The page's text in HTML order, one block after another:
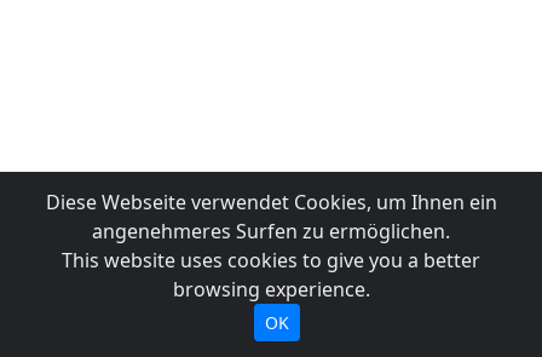
Diese Webseite verwendet Cookies, um Ihnen ein
angenehmeres Surfen zu ermöglichen.
This website uses cookies to give you a better
browsing experience.
OK